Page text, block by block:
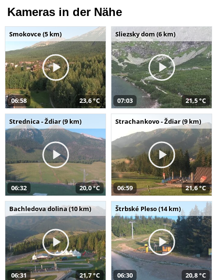
Kameras in der Nähe
Smokovce (5 km)
06:58 23,6 °C
Sliezsky dom (6 km)
07:03 21,5 °C
Strednica - Ždiar (9 km)
06:32 20,0 °C
Strachankovo - Ždiar (9 km)
06:59 21,6 °C
Bachledova dolina (10 km)
06:31 21,7 °C
Štrbské Pleso (14 km)
06:30 20,8 °C